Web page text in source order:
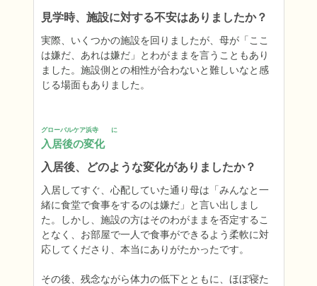
見学時、施設に対する不安はありましたか？
実際、いくつかの施設を回りましたが、母が「ここ
は嫌だ、あれは嫌だ」とわがままを言うこともあり
ました。施設側との相性が合わないと難しいなと感
じる場面もありました。
グローバルケア浜寺　　に
入居後の変化
入居後、どのような変化がありましたか？
入居してすぐ、心配していた通り母は「みんなと一
緒に食堂で食事をするのは嫌だ」と言い出しまし
た。しかし、施設の方はそのわがままを否定するこ
となく、お部屋で一人で食事ができるよう柔軟に対
応してくださり、本当にありがたかったです。
その後、残念ながら体力の低下とともに、ほぼ寝た